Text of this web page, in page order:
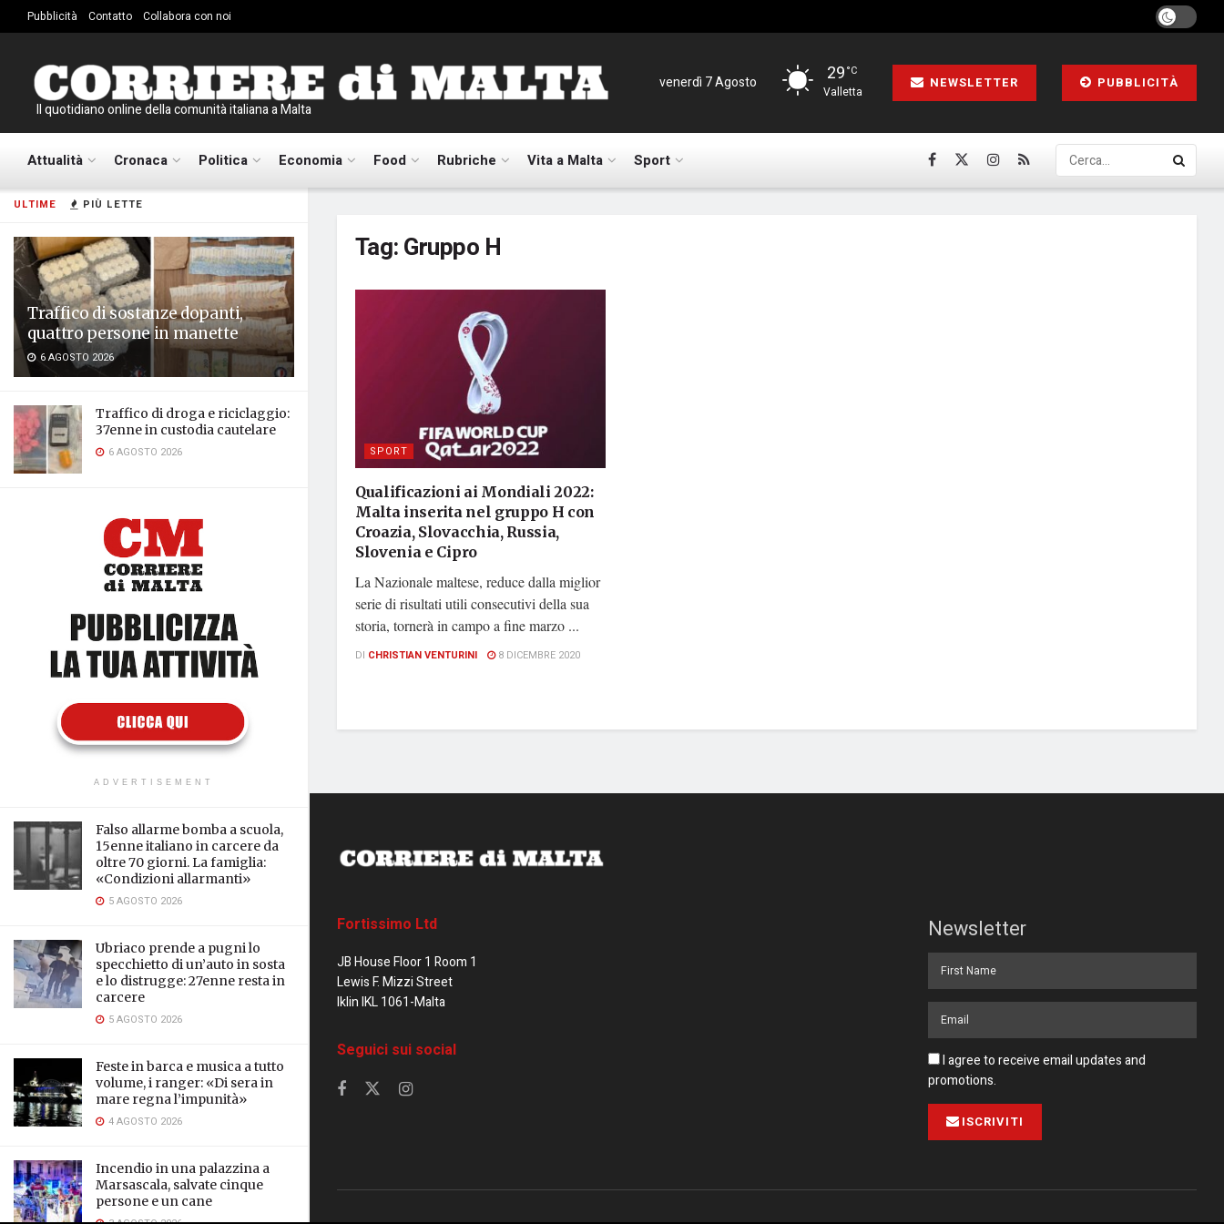
ULTIME PIÙ LETTE
Traffico di sostanze dopanti,
quattro persone in manette
6 AGOSTO 2026
Traffico di droga e riciclaggio:
37enne in custodia cautelare
6 AGOSTO 2026
ADVERTISEMENT
Falso allarme bomba a scuola,
15enne italiano in carcere da
oltre 70 giorni. La famiglia:
«Condizioni allarmanti»
5 AGOSTO 2026
Ubriaco prende a pugni lo
specchietto di un’auto in sosta
e lo distrugge: 27enne resta in
carcere
5 AGOSTO 2026
Feste in barca e musica a tutto
volume, i ranger: «Di sera in
mare regna l’impunità»
4 AGOSTO 2026
Incendio in una palazzina a
Marsascala, salvate cinque
persone e un cane
Pubblicità Contatto Collabora con noi
Il quotidiano online della comunità italiana a Malta
venerdì 7 Agosto 29°C
Valletta
NEWSLETTER PUBBLICITÀ
Attualità Cronaca Politica Economia Food Rubriche Vita a Malta Sport
Tag:Gruppo H
SPORT
Qualificazioni ai Mondiali 2022:
Malta inserita nel gruppo H con
Croazia, Slovacchia, Russia,
Slovenia e Cipro
La Nazionale maltese, reduce dalla miglior
serie di risultati utili consecutivi della sua
storia, tornerà in campo a fine marzo ...
DI CHRISTIAN VENTURINI 8 DICEMBRE 2020
Fortissimo Ltd
JB House Floor 1 Room 1
Lewis F. Mizzi Street
Iklin IKL 1061-Malta
Seguici sui social
Newsletter
I agree to receive email updates and
promotions.
ISCRIVITI